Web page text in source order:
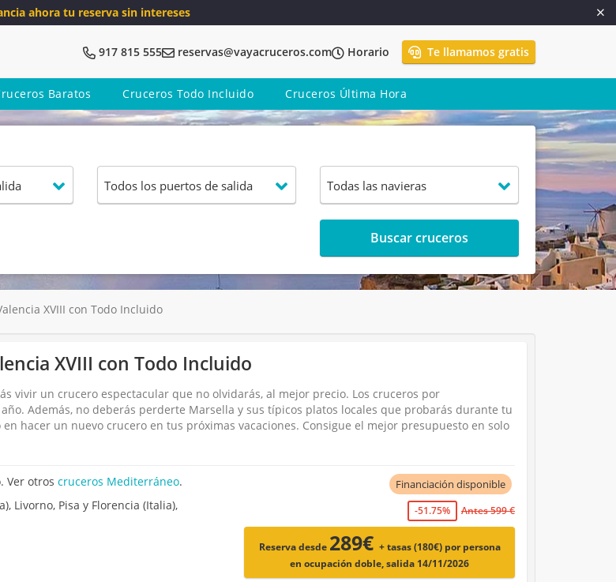
ahora tu reserva sin intereses
917 815 555 reservas@vayacruceros.com Horario Te llamamos gratis
Baratos Cruceros Todo Incluido Cruceros Última Hora
Buscar cruceros
XVIII con Todo Incluido
XVIII con Todo Incluido
vivir un crucero espectacular que no olvidarás, al mejor precio. Los cruceros por
Además, no deberás perderte Marsella y sus típicos platos locales que probarás durante tu
hacer un nuevo crucero en tus próximas vacaciones. Consigue el mejor presupuesto en solo
Ver otroscruceros Mediterráneo.
Livorno, Pisa y Florencia (Italia),
Financiación disponible
-51.75% Antes 599 €
Reserva desde 289€ + tasas (180€) por persona
en ocupación doble, salida 14/11/2026